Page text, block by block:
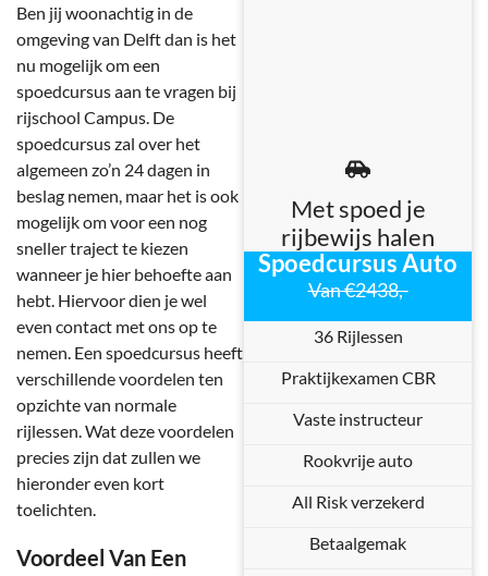
Ben jij woonachtig in de
omgeving van Delft dan is het
nu mogelijk om een
spoedcursus aan te vragen bij
rijschool Campus. De
spoedcursus zal over het
algemeen zo’n 24 dagen in
beslag nemen, maar het is ook
mogelijk om voor een nog
sneller traject te kiezen
wanneer je hier behoefte aan
hebt. Hiervoor dien je wel
even contact met ons op te
nemen. Een spoedcursus heeft
verschillende voordelen ten
opzichte van normale
rijlessen. Wat deze voordelen
precies zijn dat zullen we
hieronder even kort
toelichten.
Voordeel Van Een
Met spoed je
rijbewijs halen
Spoedcursus Auto
Van €2438,-
36 Rijlessen
Praktijkexamen CBR
Vaste instructeur
Rookvrije auto
All Risk verzekerd
Betaalgemak